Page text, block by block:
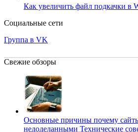
Как увеличить файл подкачки в
Социальные сети
Группа в VK
Свежие обзоры
Основные причины почему
недоделанными Технические